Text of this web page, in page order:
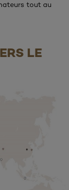
tout au
LE